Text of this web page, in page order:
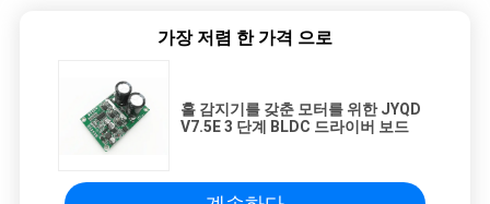
가장 저렴 한 가격 으로
홀 감지기를 갖춘 모터를 위한 JYQD
V7.5E 3 단계 BLDC 드라이버 보드